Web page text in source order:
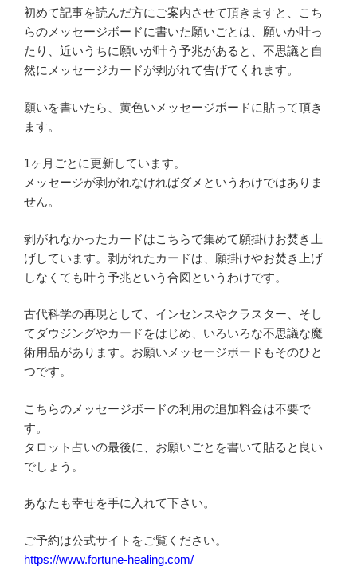
初めて記事を読んだ方にご案内させて頂きますと、こち
らのメッセージボードに書いた願いごとは、願いか叶っ
たり、近いうちに願いが叶う予兆があると、不思議と自
然にメッセージカードが剥がれて告げてくれます。
願いを書いたら、黄色いメッセージボードに貼って頂き
ます。
1ヶ月ごとに更新しています。
メッセージが剥がれなければダメというわけではありま
せん。
剥がれなかったカードはこちらで集めて願掛けお焚き上
げしています。剥がれたカードは、願掛けやお焚き上げ
しなくても叶う予兆という合図というわけです。
古代科学の再現として、インセンスやクラスター、そし
てダウジングやカードをはじめ、いろいろな不思議な魔
術用品があります。お願いメッセージボードもそのひと
つです。
こちらのメッセージボードの利用の追加料金は不要で
す。
タロット占いの最後に、お願いごとを書いて貼ると良い
でしょう。
あなたも幸せを手に入れて下さい。
ご予約は公式サイトをご覧ください。
https://www.fortune-healing.com/